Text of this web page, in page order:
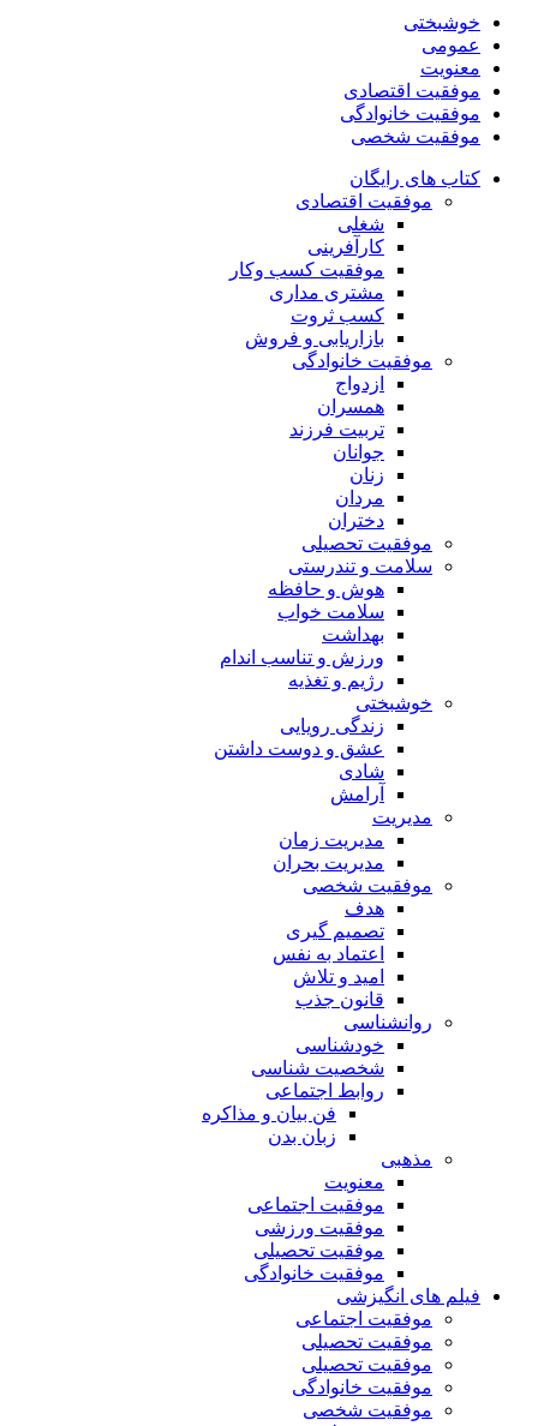
خوشبختی
عمومی
معنویت
موفقیت اقتصادی
موفقیت خانوادگی
موفقیت شخصی
کتاب های رایگان
موفقیت اقتصادی
شغلی
کارآفرینی
موفقیت کسب وکار
مشتری مداری
کسب ثروت
بازاریابی و فروش
موفقیت خانوادگی
ازدواج
همسران
تربیت فرزند
جوانان
زنان
مردان
دختران
موفقیت تحصیلی
سلامت و تندرستی
هوش و حافظه
سلامت خواب
بهداشت
ورزش و تناسب اندام
رژیم و تغذیه
خوشبختی
زندگی رویایی
عشق و دوست داشتن
شادی
آرامش
مدیریت
مدیریت زمان
مدیریت بحران
موفقیت شخصی
هدف
تصمیم گیری
اعتماد به نفس
امید و تلاش
قانون جذب
روانشناسی
خودشناسی
شخصیت شناسی
روابط اجتماعی
فن بیان و مذاکره
زبان بدن
مذهبی
معنویت
موفقیت اجتماعی
موفقیت ورزشی
موفقیت تحصیلی
موفقیت خانوادگی
فیلم های انگیزشی
موفقیت اجتماعی
موفقیت تحصیلی
موفقیت تحصیلی
موفقیت خانوادگی
موفقیت شخصی